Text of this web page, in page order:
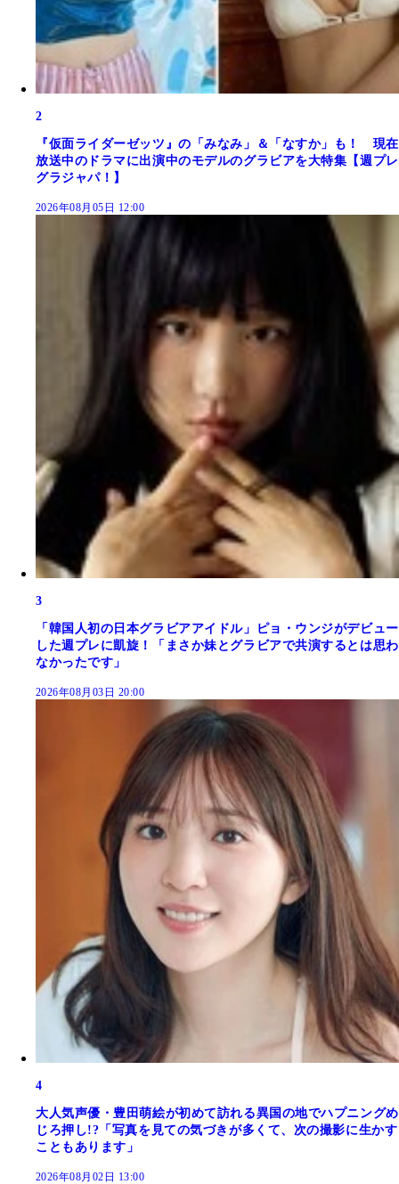
2
『仮面ライダーゼッツ』の「みなみ」＆「なすか」も！ 現在
放送中のドラマに出演中のモデルのグラビアを大特集【週プレ
グラジャパ！】
2026年08月05日 12:00
3
「韓国人初の日本グラビアアイドル」ピョ・ウンジがデビュー
した週プレに凱旋！「まさか妹とグラビアで共演するとは思わ
なかったです」
2026年08月03日 20:00
4
大人気声優・豊田萌絵が初めて訪れる異国の地でハプニングめ
じろ押し!?「写真を見ての気づきが多くて、次の撮影に生かす
こともあります」
2026年08月02日 13:00